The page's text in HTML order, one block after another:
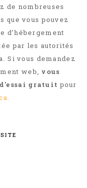
de nombreuses
que vous pouvez
d’hébergement
par les autorités
Si vous demandez
web, vous
gratuit pour